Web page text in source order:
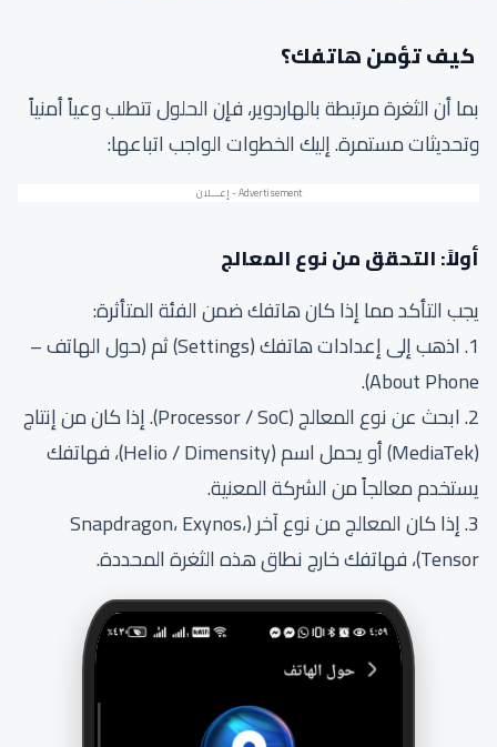
كيف تؤمن هاتفك؟
بما أن الثغرة مرتبطة بالهاردوير، فإن الحلول تتطلب وعياً أمنياً
وتحديثات مستمرة. إليك الخطوات الواجب اتباعها:
أولاً: التحقق من نوع المعالج
يجب التأكد مما إذا كان هاتفك ضمن الفئة المتأثرة:
1. اذهب إلى إعدادات هاتفك (Settings) ثم (حول الهاتف –
About Phone).
2. ابحث عن نوع المعالج (Processor / SoC). إذا كان من إنتاج
(MediaTek) أو يحمل اسم (Helio / Dimensity)، فهاتفك
يستخدم معالجاً من الشركة المعنية.
3. إذا كان المعالج من نوع آخر (Snapdragon، Exynos،
Tensor)، فهاتفك خارج نطاق هذه الثغرة المحددة.